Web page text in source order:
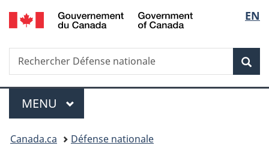
Passer
au
principal
Passer
à
Au
du
Passer
à
version
simplifiée
de
la
EN
Recherche
Rechercher
Défense
Menu
MENU PRINCIPAL
Vous
Canada.ca Défense nationale